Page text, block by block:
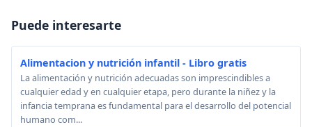
Puede interesarte
Alimentacion y nutrición infantil - Libro gratis
La alimentación y nutrición adecuadas son imprescindibles a
cualquier edad y en cualquier etapa, pero durante la niñez y la
infancia temprana es fundamental para el desarrollo del potencial
humano com...